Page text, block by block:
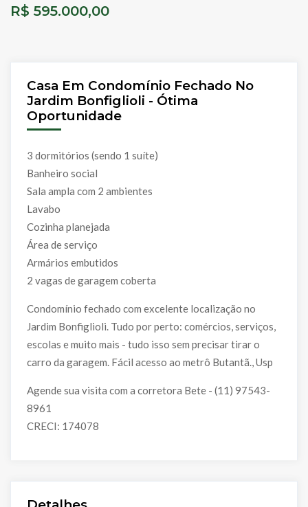
R$ 595.000,00
Casa Em Condomínio Fechado No
Jardim Bonfiglioli - Ótima
Oportunidade
3 dormitórios (sendo 1 suíte)
Banheiro social
Sala ampla com 2 ambientes
Lavabo
Cozinha planejada
Área de serviço
Armários embutidos
2 vagas de garagem coberta
Condomínio fechado com excelente localização no
Jardim Bonfiglioli. Tudo por perto: comércios, serviços,
escolas e muito mais - tudo isso sem precisar tirar o
carro da garagem. Fácil acesso ao metrô Butantã., Usp
Agende sua visita com a corretora Bete - (11) 97543-
8961
CRECI: 174078